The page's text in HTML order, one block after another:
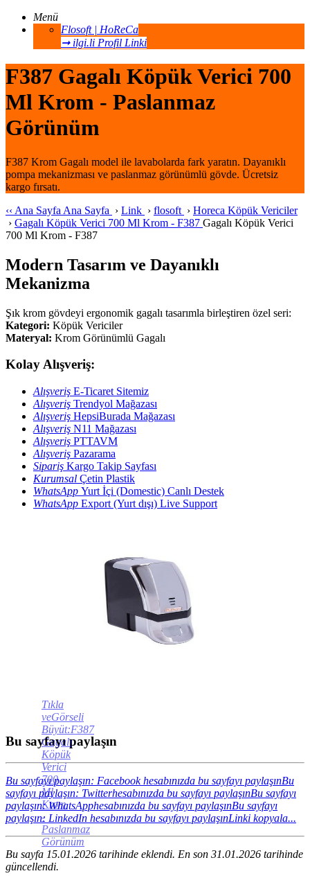
Menü
Flosoft | HoReCa
➞ ilgi.li Profil Linki
F387 Gagalı Köpük Verici 700
Ml Krom - Paslanmaz
Görünüm
F387 Krom Gagalı model ile lavabolarda fark yaratın. Dayanıklı
pompa mekanizması ve paslanmaz görünümlü gövde. Ücretsiz
kargo fırsatı.
‹‹ Ana Sayfa Ana Sayfa › Link › flosoft › Horeca Köpük Vericiler
› Gagalı Köpük Verici 700 Ml Krom - F387 Gagalı Köpük Verici
700 Ml Krom - F387
Modern Tasarım ve Dayanıklı
Mekanizma
Şık krom gövdeyi ergonomik gagalı tasarımla birleştiren özel seri:
Kategori: Köpük Vericiler
Materyal: Krom Görünümlü Gagalı
Kolay Alışveriş:
Alışveriş E-Ticaret Sitemiz
Alışveriş Trendyol Mağazası
Alışveriş HepsiBurada Mağazası
Alışveriş N11 Mağazası
Alışveriş PTTAVM
Alışveriş Pazarama
Sipariş Kargo Takip Sayfası
Kurumsal Çetin Plastik
WhatsApp Yurt İçi (Domestic) Canlı Destek
WhatsApp Export (Yurt dışı) Live Support
Tıkla
veGörseli
Büyüt:F387
Gagalı
Köpük
Verici
700
Ml
Krom
-
Paslanmaz
Görünüm
Bu sayfayı paylaşın
Bu sayfayı paylaşın: Facebook hesabınızda bu sayfayı paylaşınBu
sayfayı paylaşın: Twitterhesabınızda bu sayfayı paylaşınBu sayfayı
paylaşın: WhatsApphesabınızda bu sayfayı paylaşınBu sayfayı
paylaşın: LinkedIn hesabınızda bu sayfayı paylaşınLinki kopyala...
Bu sayfa 15.01.2026 tarihinde eklendi. En son 31.01.2026 tarihinde
güncellendi.